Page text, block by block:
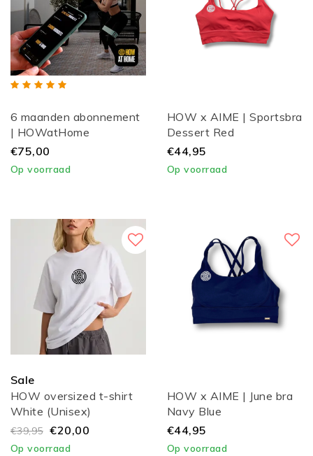
6 maanden abonnement
| HOWatHome
€75,00
Op voorraad
HOW x AIME | Sportsbra
Dessert Red
€44,95
Op voorraad
Sale
HOW oversized t-shirt
White (Unisex)
€39,95 €20,00
Op voorraad
HOW x AIME | June bra
Navy Blue
€44,95
Op voorraad